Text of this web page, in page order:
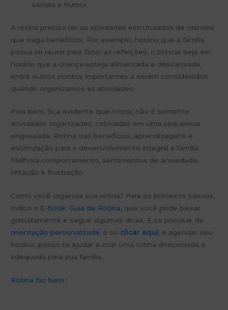
sociais e humor.
A rotina precisa ter as atividades estruturadas de maneira
que traga benefícios. Por exemplo, horário que a família
possa se reunir para fazer as refeições, o brincar seja em
horário que a criança esteja alimentada e descansada,
entre outros pontos importantes a serem considerados
quando organizamos as atividades.
Pois bem, fica evidente que rotina, não é somente
atividades organizadas, colocadas em uma sequencia
engessada. Rotina traz benefícios, aprendizagens e
estimulação para o desenvolvimento integral a família.
Melhora comportamento, sentimentos de ansiedade,
irritação e frustração.
Como você organiza sua rotina? Para os primeiros passos,
indico o E-book: Guia de Rotina, que você pode baixar
gratuitamente e seguir algumas dicas. E se precisar de
orientação personalizada, é só clicar aqui, e agendar seu
horário, posso te ajudar a criar uma rotina direcionada e
adequada para sua família.
Rotina faz bem !